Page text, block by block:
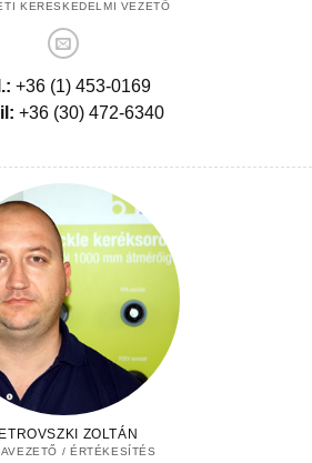
KERESKEDELMI VEZETŐ
+36 (1) 453-0169
+36 (30) 472-6340
ZOLTÁN
/ ÉRTÉKESÍTÉS